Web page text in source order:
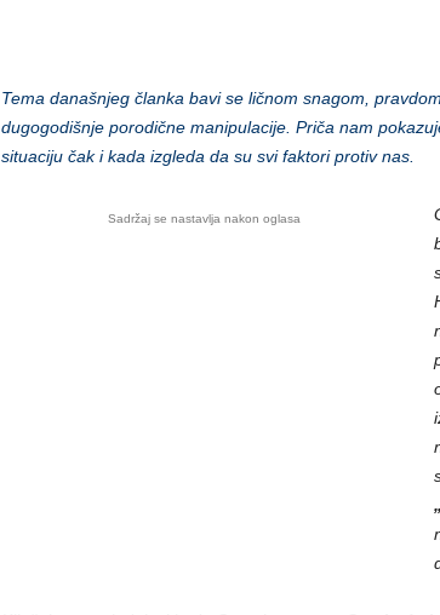
Tema današnjeg članka bavi se ličnom snagom,
dugogodišnje porodične manipulacije. Priča nam
situaciju čak i kada izgleda da su svi faktori protiv nas.
Sadržaj se nastavlja nakon oglasa